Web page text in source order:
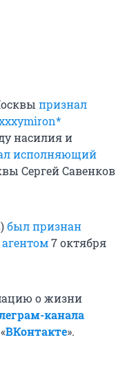
признал
насилия и
исполняющий
Сергей Савенков
был признан
7 октября
о жизни
канала
ВКонтакте».